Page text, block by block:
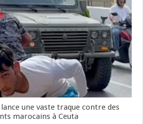
lance une vaste traque contre des
marocains à Ceuta